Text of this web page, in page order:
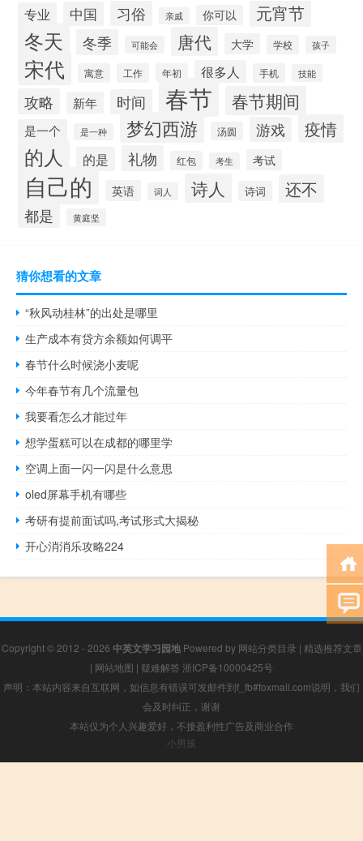
专业 中国 习俗 亲戚 你可以 元宵节
冬天 冬季 可能会 唐代 大学 学校 孩子
宋代 寓意 工作 年初 很多人 手机 技能
攻略 新年 时间 春节 春节期间
是一个 是一种 梦幻西游 汤圆 游戏 疫情
的人 的是 礼物 红包 考生 考试
自己的 英语 词人 诗人 诗词 还不
都是 黄庭坚
猜你想看的文章
“秋风动桂林”的出处是哪里
生产成本有贷方余额如何调平
春节什么时候浇小麦呢
今年春节有几个流量包
我要看怎么才能过年
想学蛋糕可以在成都的哪里学
空调上面一闪一闪是什么意思
oled屏幕手机有哪些
考研有提前面试吗,考试形式大揭秘
开心消消乐攻略224
Copyright © 2012 - 2026 中英文学习园地Powered by 网站分类目录 | 精选推荐文章
| 网站地图 | 疑难解答 浙ICP备10000425号
声明：本站内容来自互联网，如信息有错误可发邮件到f_fb#foxmail.com说明，我们
会及时纠正，谢谢
本站仅为个人兴趣爱好，不接盈利性广告及商业合作
小男孩